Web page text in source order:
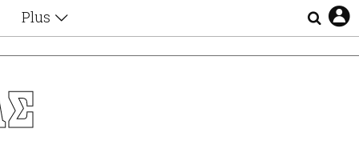
Plus
Αφιερώματα
Ζώδια